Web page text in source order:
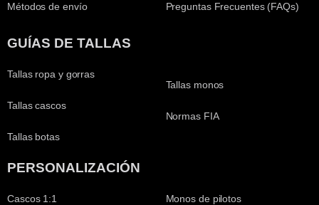
Métodos de envío Preguntas Frecuentes (FAQs)
GUÍAS DE TALLAS
Tallas ropa y gorras
Tallas cascos
Tallas botas
Tallas monos
Normas FIA
PERSONALIZACIÓN
Cascos 1:1 Monos de pilotos